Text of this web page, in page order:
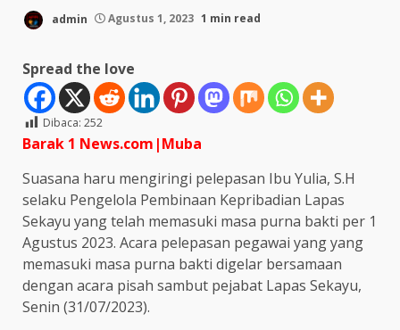
admin Agustus 1, 2023 1 min read
Spread the love
Dibaca: 252
Barak 1 News.com|Muba
Suasana haru mengiringi pelepasan Ibu Yulia, S.H
selaku Pengelola Pembinaan Kepribadian Lapas
Sekayu yang telah memasuki masa purna bakti per 1
Agustus 2023. Acara pelepasan pegawai yang yang
memasuki masa purna bakti digelar bersamaan
dengan acara pisah sambut pejabat Lapas Sekayu,
Senin (31/07/2023).